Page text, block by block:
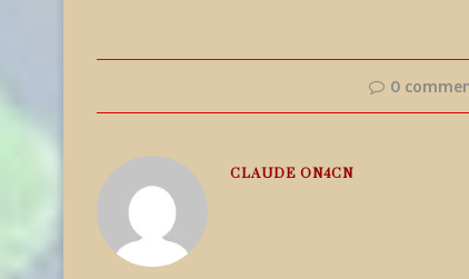
0
CLAUDE ON4CN